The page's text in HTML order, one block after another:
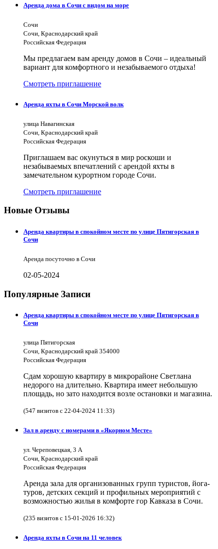
Аренда дома в Сочи с видом на море
Сочи
Сочи, Краснодарский край
Российская Федерация
Мы предлагаем вам аренду домов в Сочи – идеальный
вариант для комфортного и незабываемого отдыха!
Смотреть приглашение
Аренда яхты в Сочи Морской волк
улица Навагинская
Сочи, Краснодарский край
Российская Федерация
Приглашаем вас окунуться в мир роскоши и
незабываемых впечатлений с арендой яхты в
замечательном курортном городе Сочи.
Смотреть приглашение
Новые Отзывы
Аренда квартиры в спокойном месте по улице Пятигорская в
Сочи
Аренда посуточно в Сочи
02-05-2024
Популярные Записи
Аренда квартиры в спокойном месте по улице Пятигорская в
Сочи
улица Пятигорская
Сочи, Краснодарский край 354000
Российская Федерация
Сдам хорошую квартиру в микрорайоне Светлана
недорого на длительно. Квартира имеет небольшую
площадь, но зато находится возле остановки и магазина.
(547 визитов с 22-04-2024 11:33)
Зал в аренду с номерами в «Якорном Месте»
ул. Череповецкая, 3 А
Сочи, Краснодарский край
Российская Федерация
Аренда зала для организованных групп туристов, йога-
туров, детских секций и профильных мероприятий с
возможностью жилья в комфорте гор Кавказа в Сочи.
(235 визитов с 15-01-2026 16:32)
Аренда яхты в Сочи на 11 человек